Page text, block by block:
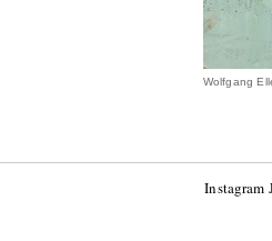
Wolfgang
Instagram